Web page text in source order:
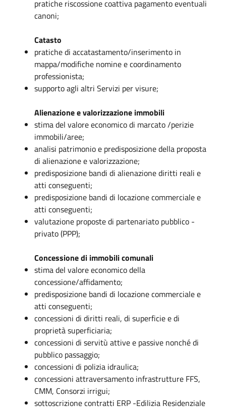
pratiche riscossione coattiva pagamento eventuali
canoni;
Catasto
pratiche di accatastamento/inserimento in
mappa/modifiche nomine e coordinamento
professionista;
supporto agli altri Servizi per visure;
Alienazione e valorizzazione immobili
stima del valore economico di marcato /perizie
immobili/aree;
analisi patrimonio e predisposizione della proposta
di alienazione e valorizzazione;
predisposizione bandi di alienazione diritti reali e
atti conseguenti;
predisposizione bandi di locazione commerciale e
atti conseguenti;
valutazione proposte di partenariato pubblico -
privato (PPP);
Concessione di immobili comunali
stima del valore economico della
concessione/affidamento;
predisposizione bandi di locazione commerciale e
atti conseguenti;
concessioni di diritti reali, di superficie e di
proprietà superficiaria;
concessioni di servitù attive e passive nonché di
pubblico passaggio;
concessioni di polizia idraulica;
concessioni attraversamento infrastrutture FFS,
CMM, Consorzi irrigui;
sottoscrizione contratti ERP -Edilizia Residenziale